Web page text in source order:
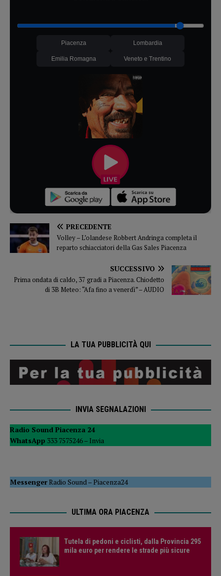
Piacenza Lombardia
Emilia Romagna Veneto e Trentino
PRECEDENTE
Volley – L’olandese Robbert Andringa completa il
reparto schiacciatori della Gas Sales Piacenza
SUCCESSIVO
Prima ondata di caldo, 37 gradi a Piacenza. Chiodetto
di 3B Meteo: “Afa fino a venerdì” – AUDIO
LA TUA PUBBLICITÀ QUI
INVIA SEGNALAZIONI
Radio Sound Piacenza 24
WhatsApp 333 7575246 – Invia
MessengerRadio Sound –Piacenza24
ULTIMA ORA PIACENZA
Tutela di pedoni e ciclisti, dalla Provincia 295
mila euro per rendere le strade più sicure